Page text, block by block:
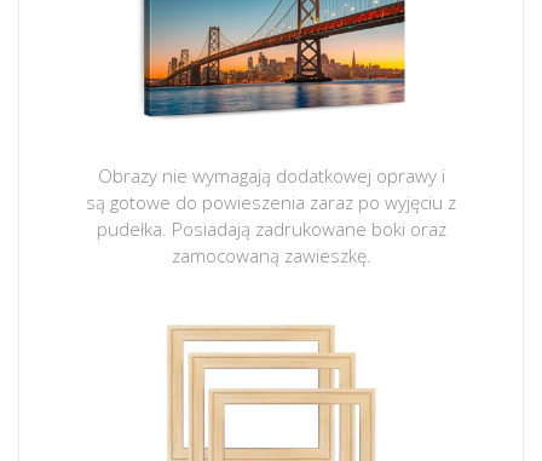
Obrazy nie wymagają dodatkowej oprawy i
są gotowe do powieszenia zaraz po wyjęciu z
pudełka. Posiadają zadrukowane boki oraz
zamocowaną zawieszkę.